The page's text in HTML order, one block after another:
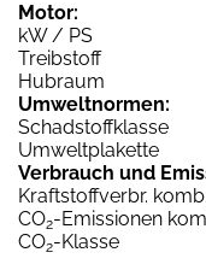
Motor:
kW / PS
Treibstoff
Hubraum
Umweltnormen:
Schadstoffklasse
Umweltplakette
Verbrauch und
Kraftstoffverbr. komb.
CO2-Emissionen
CO2-Klasse